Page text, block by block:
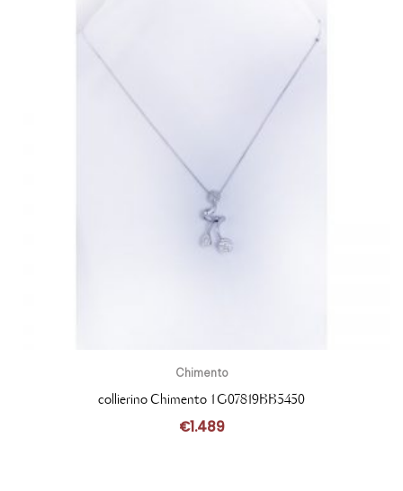
Chimento
collierino Chimento 1G07819BB5450
€1.489